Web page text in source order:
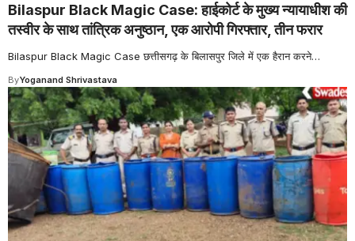
Bilaspur Black Magic Case: हाईकोर्ट के मुख्य न्यायाधीश की
तस्वीर के साथ तांत्रिक अनुष्ठान, एक आरोपी गिरफ्तार, तीन फरार
Bilaspur Black Magic Case छत्तीसगढ़ के बिलासपुर जिले में एक हैरान करने…
ByYoganand Shrivastava